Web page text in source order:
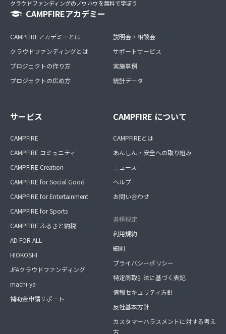
クラウドファンディングのノウハウを無料で学ぼう
CAMPFIREアカデミー
CAMPFIREアカデミーとは
クラウドファンディングとは
プロジェクトの作り方
プロジェクトの広め方
説明会・相談会
サポートサービス
実施事例
統計データ
サービス
CAMPFIRE
CAMPFIRE コミュニティ
CAMPFIRE Creation
CAMPFIRE for Social Good
CAMPFIRE for Entertainment
CAMPFIRE for Sports
CAMPFIRE ふるさと納税
AD FOR ALL
HIOKOSHI
JFAクラウドファンディング
machi-ya
補助金申請サポート
CAMPFIRE について
CAMPFIREとは
あんしん・安全への取り組み
ニュース
ヘルプ
お問い合わせ
各種規定
利用規約
細則
プライバシーポリシー
特定商取引法に基づく表記
情報セキュリティ方針
反社基本方針
カスタマーハラスメントに対する考え
方